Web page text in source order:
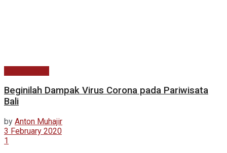
Beginilah Dampak Virus Corona pada Pariwisata
Bali
by Anton Muhajir
3 February 2020
1